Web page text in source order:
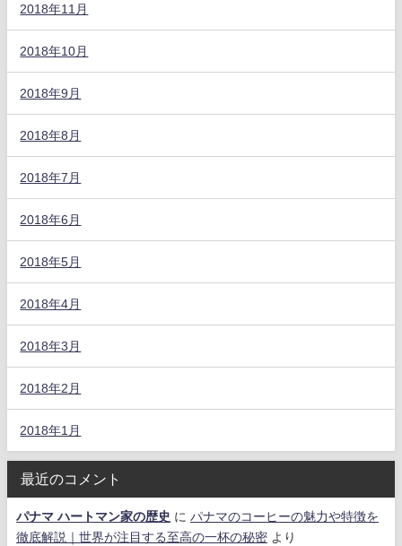
2018年11月
2018年10月
2018年9月
2018年8月
2018年7月
2018年6月
2018年5月
2018年4月
2018年3月
2018年2月
2018年1月
最近のコメント
パナマ ハートマン家の歴史 に パナマのコーヒーの魅力や特徴を
徹底解説｜世界が注目する至高の一杯の秘密 より